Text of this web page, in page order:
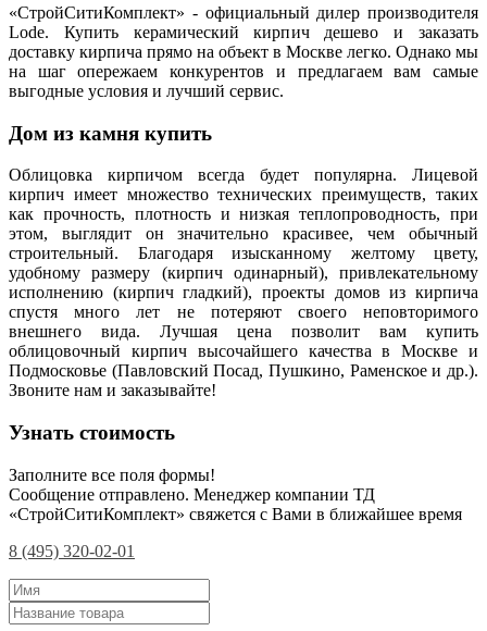
«СтройСитиКомплект» - официальный дилер производителя
Lode. Купить керамический кирпич дешево и заказать
доставку кирпича прямо на объект в Москве легко. Однако мы
на шаг опережаем конкурентов и предлагаем вам самые
выгодные условия и лучший сервис.
Дом из камня купить
Облицовка кирпичом всегда будет популярна. Лицевой
кирпич имеет множество технических преимуществ, таких
как прочность, плотность и низкая теплопроводность, при
этом, выглядит он значительно красивее, чем обычный
строительный. Благодаря изысканному желтому цвету,
удобному размеру (кирпич одинарный), привлекательному
исполнению (кирпич гладкий), проекты домов из кирпича
спустя много лет не потеряют своего неповторимого
внешнего вида. Лучшая цена позволит вам купить
облицовочный кирпич высочайшего качества в Москве и
Подмосковье (Павловский Посад, Пушкино, Раменское и др.).
Звоните нам и заказывайте!
Узнать стоимость
Заполните все поля формы!
Сообщение отправлено. Менеджер компании ТД
«СтройСитиКомплект» свяжется с Вами в ближайшее время
8 (495) 320-02-01